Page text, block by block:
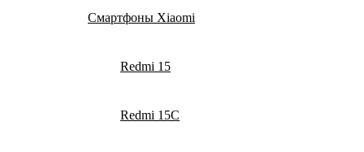
Смартфоны Xiaomi
Redmi 15
Redmi 15C